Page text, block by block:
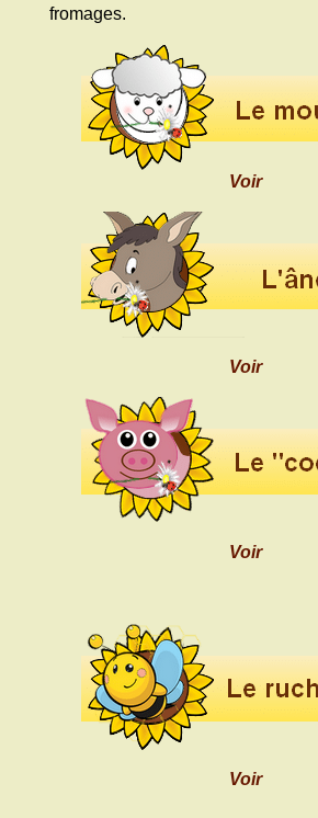
fromages.
Voir
Voir
Voir
Voir